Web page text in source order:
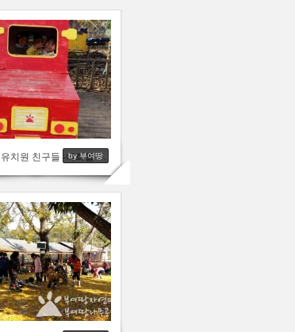
e
le
보령 명천유치원 친구들 -너희들 너무 사랑스러운거 아니니?
by 부여땅